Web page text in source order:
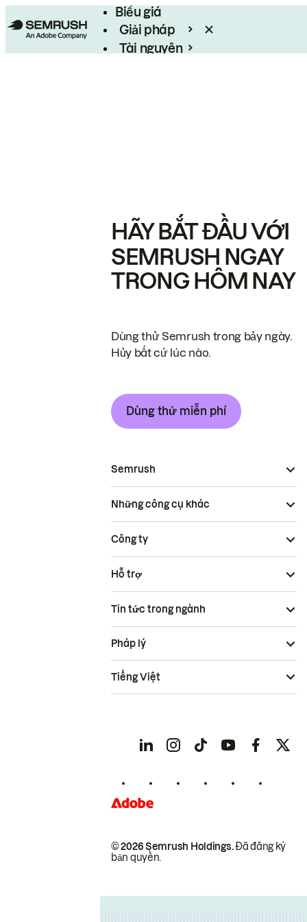
Biểu giá
Giải pháp
Tài nguyên
HÃY BẮT ĐẦU VỚI
SEMRUSH NGAY
TRONG HÔM NAY
Dùng thử Semrush trong bảy ngày.
Hủy bất cứ lúc nào.
Dùng thử miễn phí
Semrush
Những công cụ khác
Công ty
Hỗ trợ
Tin tức trong ngành
© 2026 Semrush Holdings.Đã đăng ký
bản quyền.
Pháp lý
Tiếng Việt